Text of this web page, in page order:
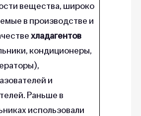
вещества, широко
в производстве и
хладагентов
кондиционеры,
и
Раньше в
использовали